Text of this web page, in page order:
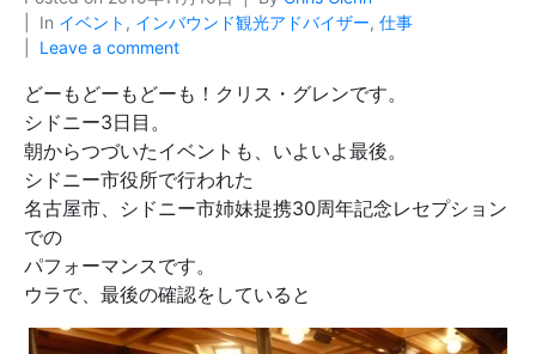
In イベント , インバウンド観光アドバイザー, 仕事
Leave a comment
どーもどーもどーも！クリス・グレンです。
シドニー3日目。
朝からつづいたイベントも、いよいよ最後。
シドニー市役所で行われた
名古屋市、シドニー市姉妹提携30周年記念レセプション
での
パフォーマンスです。
ウラで、最後の確認をしていると